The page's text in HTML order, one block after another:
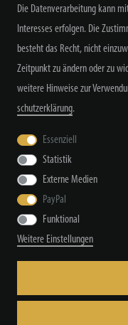
Widerrufs­recht
Die Datenverarbeitung kann
Interesses erfolgen. Die
besteht das Recht, nicht
Zeitpunkt zu ändern oder zu
weitere Hinweise zur
schutz­erklärung.
Essenziell
Statistik
Externe Medien
PayPal
Funktional
Weitere Einstellungen